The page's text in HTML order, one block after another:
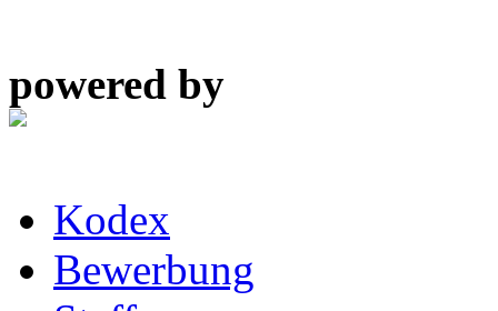
powered by
Kodex
Bewerbung